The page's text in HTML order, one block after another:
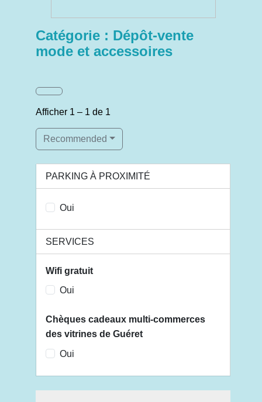
Catégorie : Dépôt-vente
mode et accessoires
Afficher 1 – 1 de 1
Recommended
PARKING À PROXIMITÉ
Oui
SERVICES
Wifi gratuit
Oui
Chèques cadeaux multi-commerces
des vitrines de Guéret
Oui